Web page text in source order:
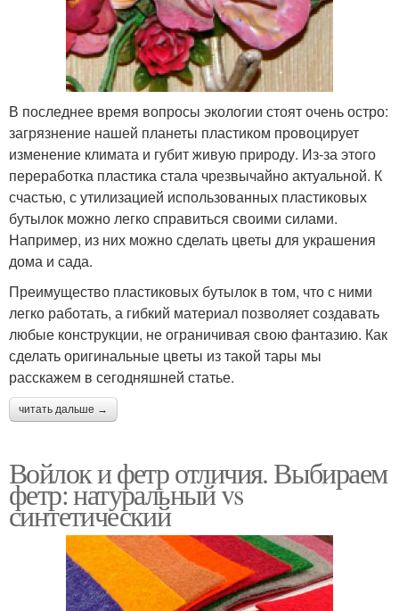
В последнее время вопросы экологии стоят очень остро:
загрязнение нашей планеты пластиком провоцирует
изменение климата и губит живую природу. Из-за этого
переработка пластика стала чрезвычайно актуальной. К
счастью, с утилизацией использованных пластиковых
бутылок можно легко справиться своими силами.
Например, из них можно сделать цветы для украшения
дома и сада.
Преимущество пластиковых бутылок в том, что с ними
легко работать, а гибкий материал позволяет создавать
любые конструкции, не ограничивая свою фантазию. Как
сделать оригинальные цветы из такой тары мы
расскажем в сегодняшней статье.
читать дальше →
Войлок и фетр отличия. Выбираем
фетр: натуральный vs
синтетический